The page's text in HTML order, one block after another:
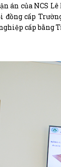
án của NCS
cấp
cấp bằng